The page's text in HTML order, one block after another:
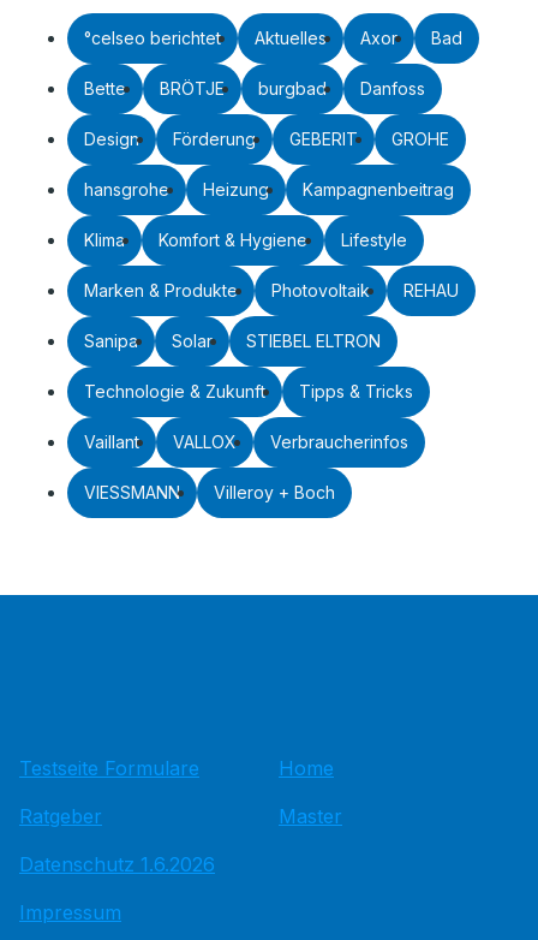
°celseo berichtet Aktuelles Axor Bad
Bette BRÖTJE burgbad Danfoss
Design Förderung GEBERIT GROHE
hansgrohe Heizung Kampagnenbeitrag
Klima Komfort & Hygiene Lifestyle
Marken & Produkte Photovoltaik REHAU
Sanipa Solar STIEBEL ELTRON
Technologie & Zukunft Tipps & Tricks
Vaillant VALLOX Verbraucherinfos
VIESSMANN Villeroy + Boch
Testseite Formulare
Ratgeber
Datenschutz 1.6.2026
Impressum
Home
Master